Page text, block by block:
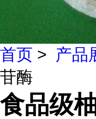
首页 > 产品
苷酶
食品级